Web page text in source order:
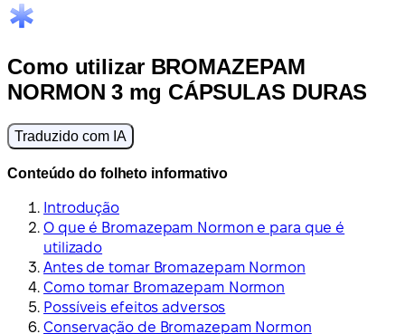
Como utilizar BROMAZEPAM
NORMON 3 mg CÁPSULAS DURAS
Traduzido com IA
Conteúdo do folheto informativo
Introdução
O que é Bromazepam Normon e para que é
utilizado
Antes de tomar Bromazepam Normon
Como tomar Bromazepam Normon
Possíveis efeitos adversos
Conservação de Bromazepam Normon